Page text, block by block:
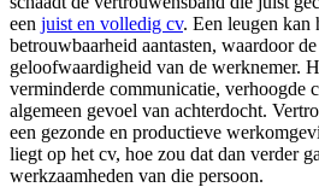
een juist en volledig cv. Een leugen kan
betrouwbaarheid aantasten, waardoor
geloofwaardigheid van de werknemer.
verminderde communicatie, verhoogde
algemeen gevoel van achterdocht.
een gezonde en productieve
liegt op het cv, hoe zou dat dan verder
werkzaamheden van die persoon.